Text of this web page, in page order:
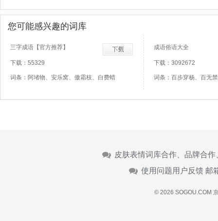
学然后知不足教然后知困 、明察秋毫之末而不见舆薪
朱门酒肉臭路有冻死骨 、
只听楼梯响不见人下来 、 知之为知之不知为不知 、
您可能感兴趣的词库
三字成语【官方推荐】
下载：55329
词条：阿堵物、安乐窝、傲霜枝、白费蜡
成语俗语大全
下载：3092672
词条：百步穿杨、百无
皮肤表情词库合作、品牌合
使用问题用户反馈 邮
© 2026 SOGOU.COM